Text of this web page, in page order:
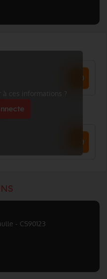
à ces informations ?
- CS90123